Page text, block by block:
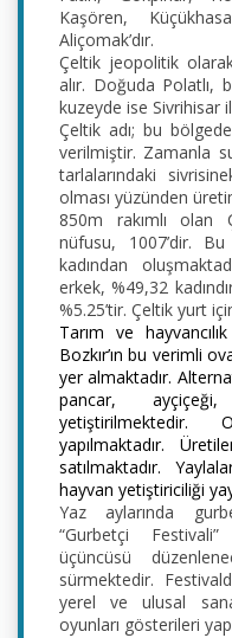
Kaşören,
Aliçomak’dır.
Çeltik jeopolitik
alır. Doğuda Polatlı,
kuzeyde ise Sivrihisar
Çeltik adı; bu
verilmiştir. Zamanla
tarlalarındaki
olması yüzünden
850m rakımlı olan
nüfusu, 1007’dir.
kadından
erkek, %49,32
%5.25’tir. Çeltik yurt
Tarım ve
Bozkır’ın bu verimli
yer almaktadır.
pancar,
yetiştirilmektedir.
yapılmaktadır.
satılmaktadır.
hayvan yetiştiriciliği
Yaz aylarında
“Gurbetçi
üçüncüsü
sürmektedir.
yerel ve ulusal
oyunları gösterileri